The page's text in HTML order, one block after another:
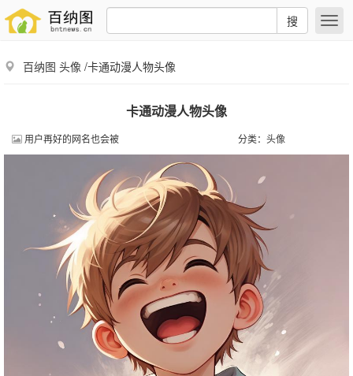
搜
百纳图 头像 /卡通动漫人物头像
卡通动漫人物头像
用户再好的网名也会被 分类： 头像